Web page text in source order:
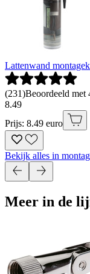
Lattenwand
(231)Beoordeeld met
8.49
Prijs: 8.49 euro
Bekijk alles in
Meer in de